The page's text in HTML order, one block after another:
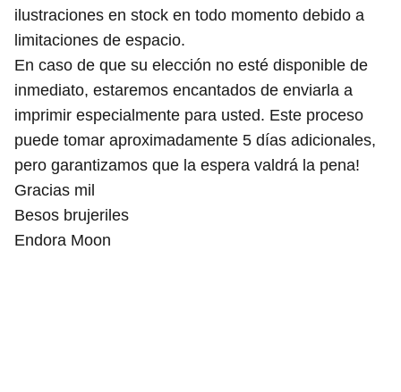
ilustraciones en stock en todo momento debido a
limitaciones de espacio.
En caso de que su elección no esté disponible de
inmediato, estaremos encantados de enviarla a
imprimir especialmente para usted. Este proceso
puede tomar aproximadamente 5 días adicionales,
pero garantizamos que la espera valdrá la pena!
Gracias mil
Besos brujeriles
Endora Moon